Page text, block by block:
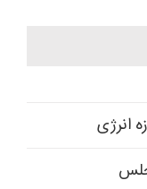
انرژی